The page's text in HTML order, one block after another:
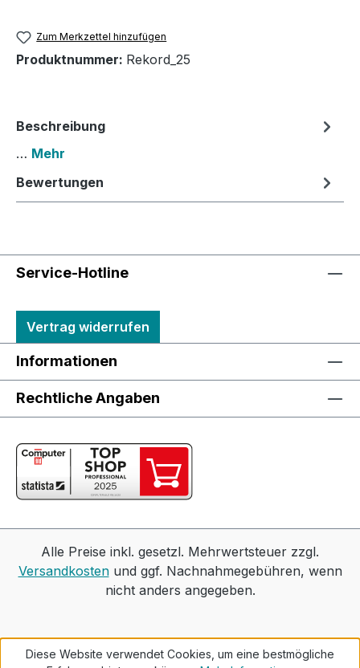
Zum Merkzettel hinzufügen
Produktnummer: Rekord_25
Beschreibung
… Mehr
Bewertungen
Service-Hotline
Vertrag widerrufen
Informationen
Rechtliche Angaben
Alle Preise inkl. gesetzl. Mehrwertsteuer zzgl.
Versandkostenund ggf. Nachnahmegebühren, wenn
nicht anders angegeben.
Diese Website verwendet Cookies, um eine bestmögliche